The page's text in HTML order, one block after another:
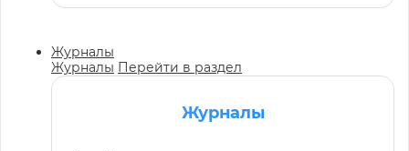
Журналы
Журналы Перейти в раздел
Журналы